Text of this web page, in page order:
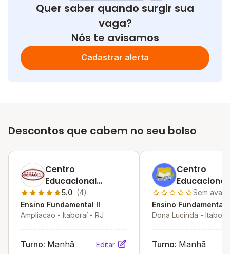
Quer saber quando surgir sua
vaga?
Nós te avisamos
Cadastrar alerta
Descontos que cabem no seu bolso
Centro
Educacional
Telnuza Alves
Galvao
5.0 (4)
Ensino Fundamental II
Ampliacao - Itaboraí - RJ
Turno: Manhã Editar
Centro
Marques
Sem
Ensino Fundamental
Dona Lucinda -
Turno: Manhã